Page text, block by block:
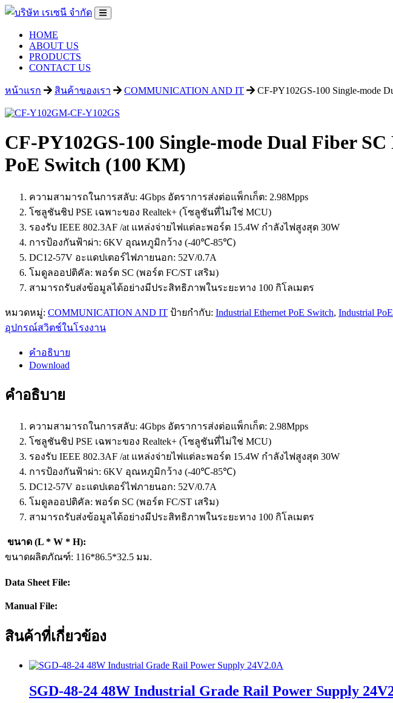
HOME
ABOUT US
PRODUCTS
CONTACT US
หน้าแรก สินค้าของเรา COMMUNICATION AND IT CF-PY102GS-100 Single-mode
CF-PY102GS-100 Single-mode Dual Fiber
PoE Switch (100 KM)
ความสามารถในการสลับ: 4Gbps อัตราการส่งต่อแพ็กเก็ต: 2.98Mpps
โซลูชันชิป PSE เฉพาะของ Realtek+ (โซลูชันที่ไม่ใช่ MCU)
รองรับ IEEE 802.3AF /at แหล่งจ่ายไฟแต่ละพอร์ต 15.4W กำลังไฟสูงสุด 30W
การป้องกันฟ้าผ่า: 6KV อุณหภูมิกว้าง (-40℃-85℃)
DC12-57V อะแดปเตอร์ไฟภายนอก: 52V/0.7A
โมดูลออปติคัล: พอร์ต SC (พอร์ต FC/ST เสริม)
สามารถรับส่งข้อมูลได้อย่างมีประสิทธิภาพในระยะทาง 100 กิโลเมตร
หมวดหมู่: COMMUNICATION AND IT ป้ายกำกับ: Industrial Ethernet PoE Switch, Industrial
อุปกรณ์สวิตช์ในโรงงาน
คำอธิบาย
Download
คำอธิบาย
ความสามารถในการสลับ: 4Gbps อัตราการส่งต่อแพ็กเก็ต: 2.98Mpps
โซลูชันชิป PSE เฉพาะของ Realtek+ (โซลูชันที่ไม่ใช่ MCU)
รองรับ IEEE 802.3AF /at แหล่งจ่ายไฟแต่ละพอร์ต 15.4W กำลังไฟสูงสุด 30W
การป้องกันฟ้าผ่า: 6KV อุณหภูมิกว้าง (-40℃-85℃)
DC12-57V อะแดปเตอร์ไฟภายนอก: 52V/0.7A
โมดูลออปติคัล: พอร์ต SC (พอร์ต FC/ST เสริม)
สามารถรับส่งข้อมูลได้อย่างมีประสิทธิภาพในระยะทาง 100 กิโลเมตร
ขนาด (L * W * H):
ขนาดผลิตภัณฑ์: 116*86.5*32.5 มม.
Data Sheet File:
Manual File:
สินค้าที่เกี่ยวข้อง
SGD-48-24 48W Industrial Grade Rail Power Supply